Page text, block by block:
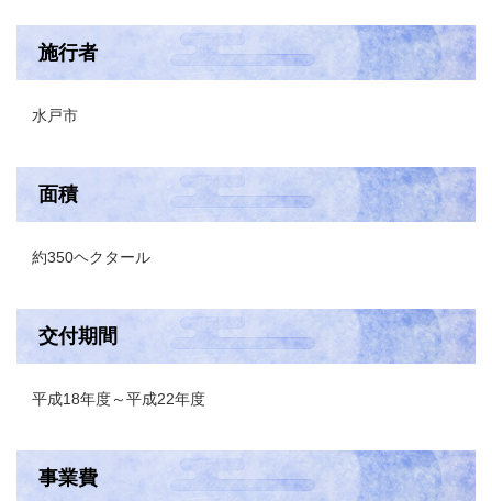
施行者
水戸市
面積
約350ヘクタール
交付期間
平成18年度～平成22年度
事業費